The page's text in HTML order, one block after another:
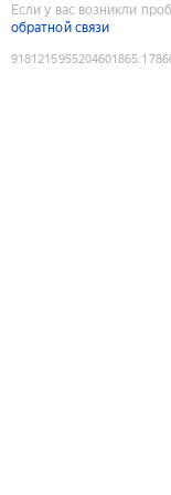
Если у вас возникли
обратной связи
9181215955204601865: